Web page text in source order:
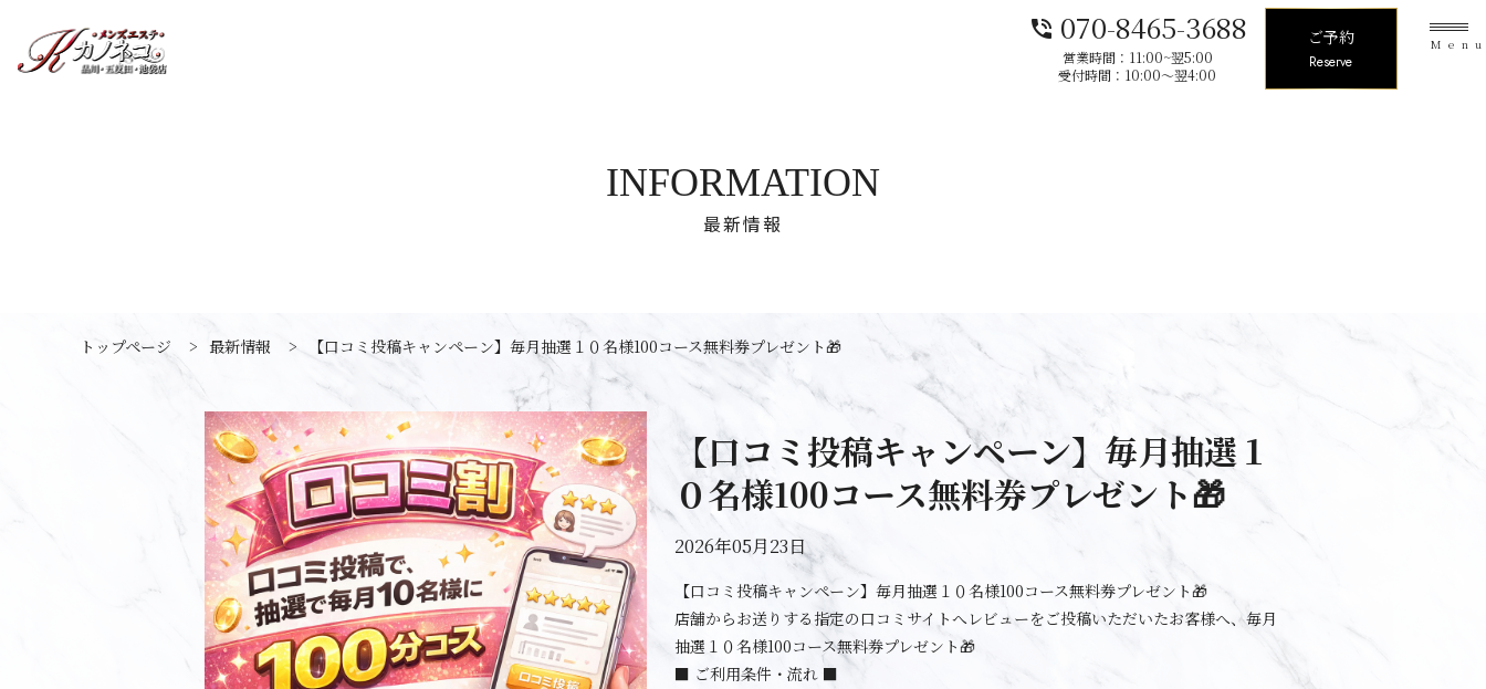
phone_in_talk 070-8465-3688
営業時間：11:00~翌5:00
受付時間：10:00〜翌4:00
ご予約
Reserve
最新情報
INFORMATION
トップページ > 最新情報 > 【口コミ投稿キャンペーン】毎月抽選１０名様100コース無料券プレゼント🎁
【口コミ投稿キャンペーン】毎月抽選１
０名様100コース無料券プレゼント🎁
2026年05月23日
【口コミ投稿キャンペーン】毎月抽選１０名様100コース無料券プレゼント🎁
店舗からお送りする指定の口コミサイトへレビューをご投稿いただいたお客様へ、毎月
抽選１０名様100コース無料券プレゼント🎁
■ ご利用条件・流れ ■